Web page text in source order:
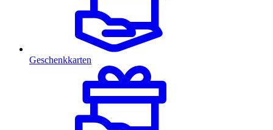
Geschenkkarten